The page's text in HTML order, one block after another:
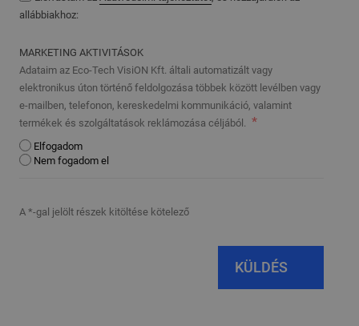
allábbiakhoz:
MARKETING AKTIVITÁSOK
Adataim az Eco-Tech VisiON Kft. általi automatizált vagy
elektronikus úton történő feldolgozása többek között levélben vagy
e-mailben, telefonon, kereskedelmi kommunikáció, valamint
termékek és szolgáltatások reklámozása céljából.
Elfogadom
Nem fogadom el
A *-gal jelölt részek kitöltése kötelező
KÜLDÉS